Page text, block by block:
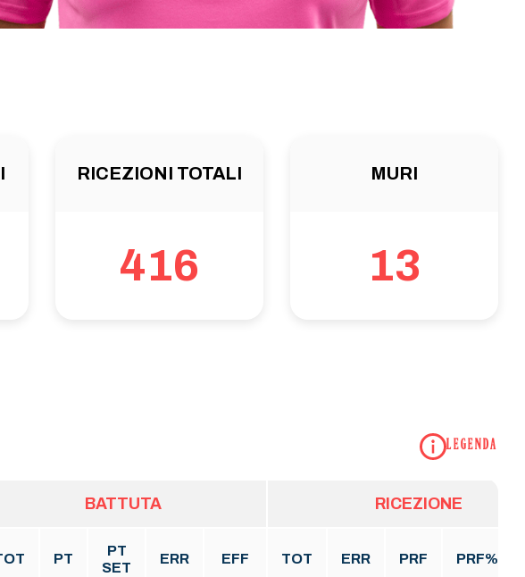
RICEZIONI TOTALI
416
MURI
13
LEGENDA
BATTUTA RICEZIONE
PT
PT
SET
ERR EFF TOT ERR PRF PRF%